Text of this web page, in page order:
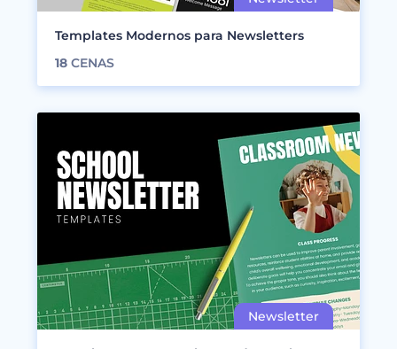
Templates Modernos para Newsletters
18 CENAS